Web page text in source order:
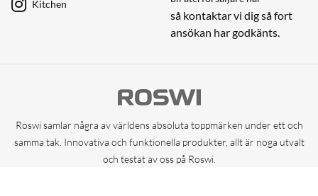
Kitchen
så kontaktar vi dig så fort
ansökan har godkänts.
Roswi samlar några av världens absoluta toppmärken under ett och
samma tak. Innovativa och funktionella produkter, allt är noga utvalt
och testat av oss på Roswi.